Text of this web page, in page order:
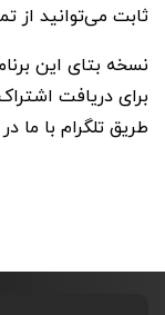
ثابت می‌توانید از
نسخه بتای این
برای دریافت
طریق تلگرام با ما